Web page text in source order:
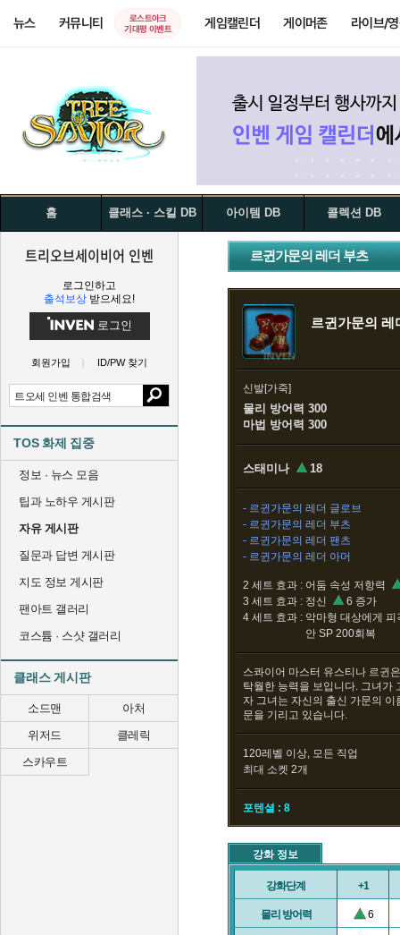
뉴스 커뮤니티
로스트아크
기대평 이벤트
게임캘린더 게이머존 라이브/
홈 클래스 · 스킬 DB 아이템 DB 콜렉션 DB
트리오브세이비어 인벤
로그인하고
출석보상 받으세요!
로그인
회원가입 ID/PW 찾기
TOS 화제 집중
정보 · 뉴스 모음
팁과 노하우 게시판
자유 게시판
질문과 답변 게시판
지도 정보 게시판
팬아트 갤러리
코스튬 · 스샷 갤러리
클래스 게시판
소드맨
아처
위저드
클레릭
스카우트
르귄가문의 레더 부츠
르귄가문의 레
신발[가죽]
물리 방어력 300
마법 방어력 300
스태미나 18
- 르귄가문의 레더 글로브
- 르귄가문의 레더 부츠
- 르귄가문의 레더 팬츠
- 르귄가문의 레더 아머
2 세트 효과 : 어둠 속성 저항력
3 세트 효과 : 정신
6 증가
4 세트 효과 : 악마형 대상에게
안 SP 200회복
스콰이어 마스터 유스티나 르귄
탁월한 능력을 보입니다. 그녀가
자 그녀는 자신의 출신 가문의
문을 기리고 있습니다.
120레벨 이상, 모든 직업
최대 소켓 2개
포텐셜 : 8
강화 정보
강화단계 +1
물리 방어력 6